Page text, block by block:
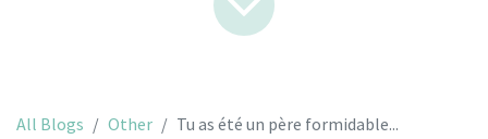
All Blogs Other Tu as été un père formidable...